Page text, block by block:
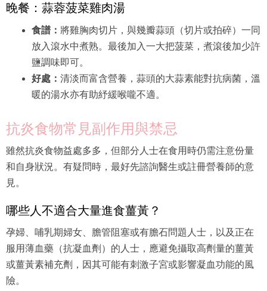
晚餐：蒜蓉菠菜雞肉湯
食譜： 將雞胸肉切片，與幾瓣蒜頭（切片或拍碎）一同
放入滾水中煮熟。最後加入一大把菠菜，煮滾後加少許
鹽調味即可。
好處： 清淡而富含營養，蒜頭的大蒜素能對抗病菌，溫
暖的湯水亦有助紓緩喉嚨不適。
抗炎食物常見副作用與禁忌
雖然抗炎食物益處多多，但部分人士在食用時仍需注意份量
和自身狀況。有疑問時，最好先諮詢醫生或註冊營養師的意
見。
哪些人不適合大量進食薑黃？
孕婦、哺乳期婦女、膽管阻塞或有膽石問題人士，以及正在
服用薄血藥（抗凝血劑）的人士，應避免攝取高劑量的薑黃
或薑黃素補充劑，因其可能有刺激子宮或影響凝血功能的風
險。